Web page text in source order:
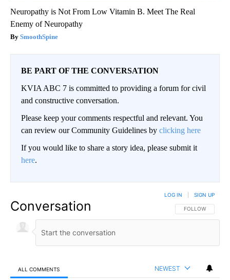
Neuropathy is Not From Low Vitamin B. Meet The Real
Enemy of Neuropathy
SmoothSpine
BE PART OF THE CONVERSATION
KVIA ABC 7 is committed to providing a forum for civil
and constructive conversation.
Please keep your comments respectful and relevant. You
can review our Community Guidelines by clicking here
If you would like to share a story idea, please submit it
here.
Conversation FOLLOW THIS
FOLLOW
LOG IN SIGN UP
ALL COMMENTS NEWEST